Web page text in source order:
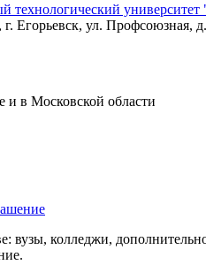
технологический
г. Егорьевск, ул. Профсоюзная,
и в Московской области
вузы, колледжи,